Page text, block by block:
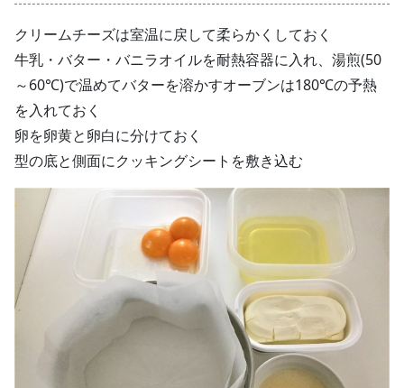
クリームチーズは室温に戻して柔らかくしておく
牛乳・バター・バニラオイルを耐熱容器に入れ、湯煎(50
～60℃)で温めてバターを溶かすオーブンは180℃の予熱
を入れておく
卵を卵黄と卵白に分けておく
型の底と側面にクッキングシートを敷き込む